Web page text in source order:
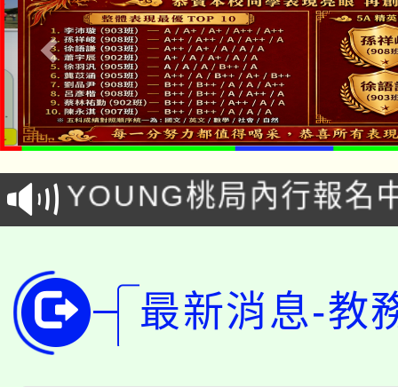
「本色祭」8/29、30在
場熱烈登場!
8/21下午1時於龍潭區
徵才活動。
YOUNG桃局內行報名
局官網。
8月14至27日，桃園電
開!
115年桃園市運動會8/
田徑場及游泳池舉行。
桃園市低收入戶享有免
最新消息-教